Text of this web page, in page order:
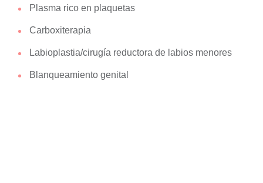
Plasma rico en plaquetas
Carboxiterapia
Labioplastia/cirugía reductora de labios menores
Blanqueamiento genital